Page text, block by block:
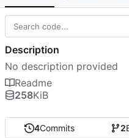
4Commits 2
Description
No description provided
Readme
258KiB